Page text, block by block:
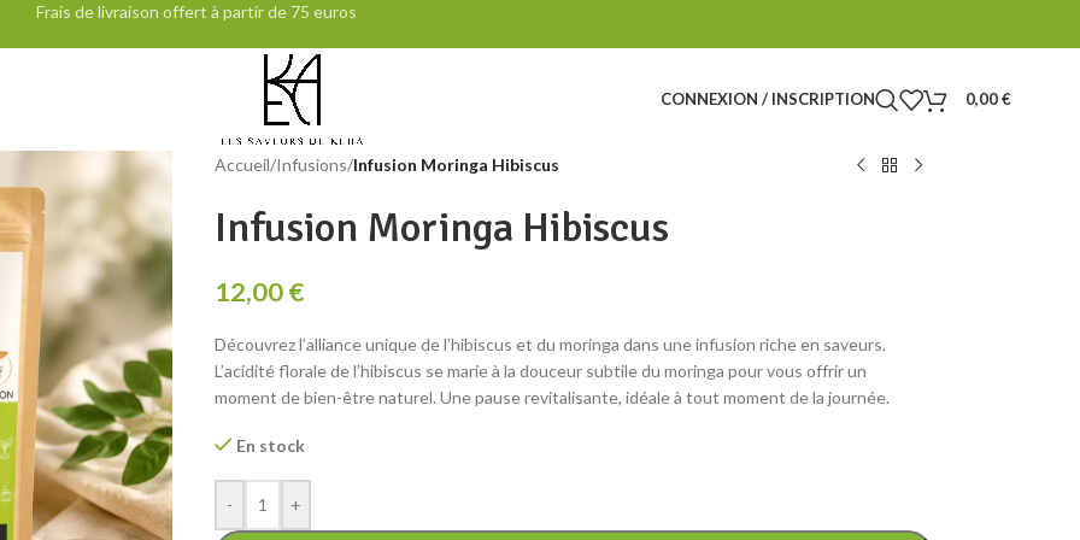
Frais de livraison offert à partir de 75 euros
CONNEXION / INSCRIPTION 0,00€
Accueil/Infusions/Infusion Moringa Hibiscus
Infusion Moringa Hibiscus
12,00€
Découvrez l’alliance unique de l’hibiscus et du moringa dans une infusion riche en saveurs.
L’acidité florale de l’hibiscus se marie à la douceur subtile du moringa pour vous offrir un
moment de bien-être naturel. Une pause revitalisante, idéale à tout moment de la journée.
En stock
- +